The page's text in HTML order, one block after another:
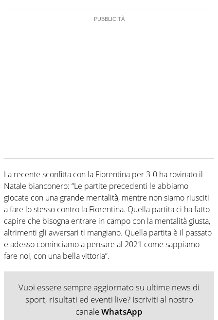
La recente sconfitta con la Fiorentina per 3-0 ha rovinato il
Natale bianconero: “Le partite precedenti le abbiamo
giocate con una grande mentalità, mentre non siamo riusciti
a fare lo stesso contro la Fiorentina. Quella partita ci ha fatto
capire che bisogna entrare in campo con la mentalità giusta,
altrimenti gli avversari ti mangiano. Quella partita è il passato
e adesso cominciamo a pensare al 2021 come sappiamo
fare noi, con una bella vittoria”.
Vuoi essere sempre aggiornato su ultime news di
sport, risultati ed eventi live? Iscriviti al nostro
canaleWhatsApp